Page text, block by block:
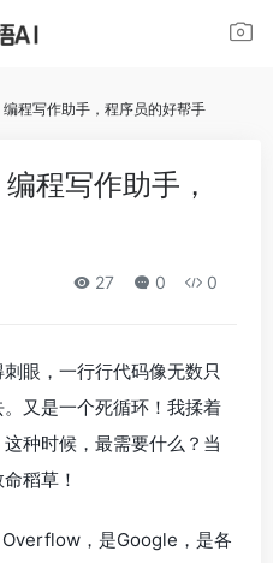
程写作助手，程序员的好帮手
程写作助手，
27 0 0
眼，一行行代码像无数只
又是一个死循环！我揉着
种时候，最需要什么？当
稻草！
，是Google，是各